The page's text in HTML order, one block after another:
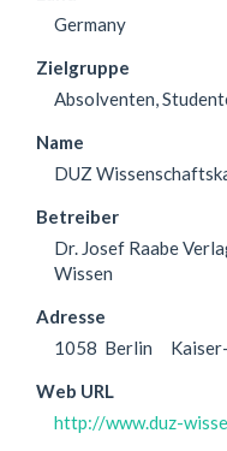
Germany
Zielgruppe
Absolventen,
Name
DUZ
Betreiber
Dr. Josef Raabe
Wissen
Adresse
1058 Berlin
Web URL
http://www.duz-